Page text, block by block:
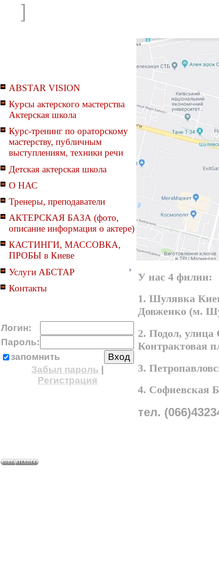
]
ABSTAR VISION
Курсы актерского мастерства
Актерская школа
Курс-тренинг по ораторскому
мастерству, публичным
выступлениям, техники речи
Детская актерская школа
О НАС
Тренеры, преподаватели
АКТЕРСКАЯ БАЗА (фото,
описание информация о актере)
КАСТИНГИ, МАССОВКА,
ПРОБЫ в Киеве
Услуги АБСТАР
Контакты
Логин:
Пароль:
запомнить
Забыл пароль
Регистрация
У нас 4 филии:
1. Шулявка
Довженко (м.
2. Подол,
Контрактовая
3.
4. Софиевская
тел.